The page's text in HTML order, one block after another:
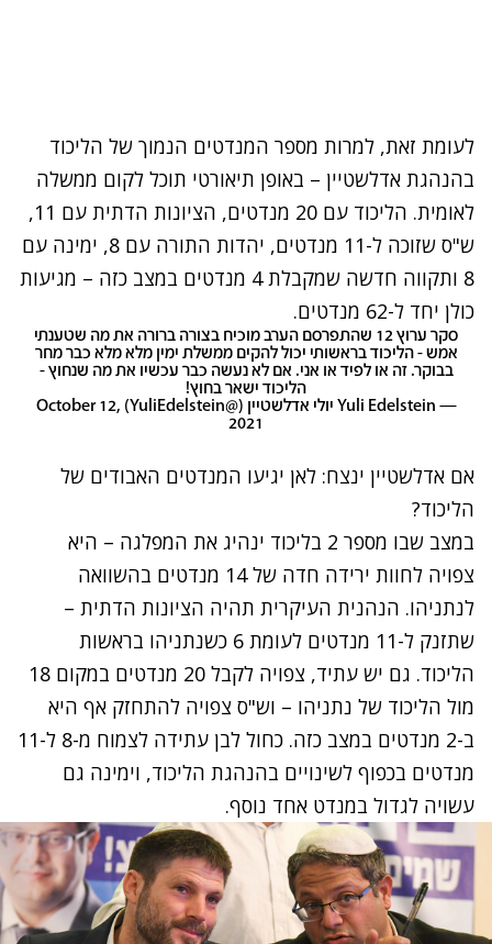
לעומת זאת, למרות מספר המנדטים הנמוך של הליכוד
בהנהגת אדלשטיין – באופן תיאורטי תוכל לקום ממשלה
לאומית. הליכוד עם 20 מנדטים, הציונות הדתית עם 11,
ש"ס שזוכה ל-11 מנדטים, יהדות התורה עם 8, ימינה עם
8 ותקווה חדשה שמקבלת 4 מנדטים במצב כזה – מגיעות
כולן יחד ל-62 מנדטים.
סקר ערוץ 12 שהתפרסם הערב מוכיח בצורה ברורה את מה שטענתי
אמש - הליכוד בראשותי יכול להקים ממשלת ימין מלא מלא כבר מחר
בבוקר. זה או לפיד או אני. אם לא נעשה כבר עכשיו את מה שנחוץ -
הליכוד ישאר בחוץ!
— Yuli Edelstein יולי אדלשטיין (@YuliEdelstein)
October 12,
2021
אם אדלשטיין ינצח: לאן יגיעו המנדטים האבודים של
הליכוד?
במצב שבו מספר 2 בליכוד ינהיג את המפלגה – היא
צפויה לחוות ירידה חדה של 14 מנדטים בהשוואה
לנתניהו. הנהנית העיקרית תהיה הציונות הדתית –
שתזנק ל-11 מנדטים לעומת 6 כשנתניהו בראשות
הליכוד. גם יש עתיד, צפויה לקבל 20 מנדטים במקום 18
מול הליכוד של נתניהו – וש"ס צפויה להתחזק אף היא
ב-2 מנדטים במצב כזה. כחול לבן עתידה לצמוח מ-8 ל-11
מנדטים בכפוף לשינויים בהנהגת הליכוד, וימינה גם
עשויה לגדול במנדט אחד נוסף.